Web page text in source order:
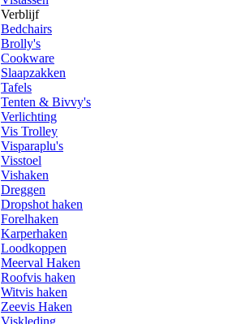
Verblijf
Bedchairs
Brolly's
Cookware
Slaapzakken
Tafels
Tenten & Bivvy's
Verlichting
Vis Trolley
Visparaplu's
Visstoel
Vishaken
Dreggen
Dropshot haken
Forelhaken
Karperhaken
Loodkoppen
Meerval Haken
Roofvis haken
Witvis haken
Zeevis Haken
Viskleding